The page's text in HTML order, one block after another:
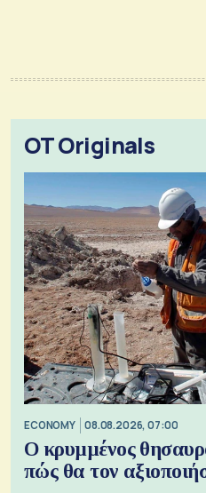
OT Originals
ECONOMY 08.08.2026, 07:00
Ο κρυμμένος
πώς θα τον